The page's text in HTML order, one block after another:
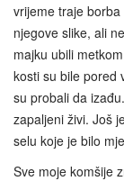
vrijeme traje
njegove slike, ali
majku ubili
kosti su bile pored
su probali da
zapaljeni živi. Još
selu koje je bilo
Sve moje komšije